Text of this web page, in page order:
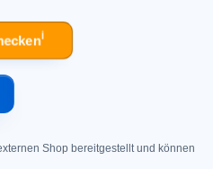
ℹ︎
Shop bereitgestellt und können